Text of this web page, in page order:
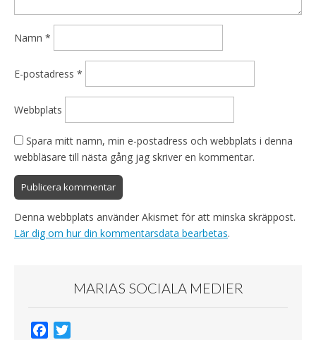
Namn *
E-postadress *
Webbplats
Spara mitt namn, min e-postadress och webbplats i denna
webbläsare till nästa gång jag skriver en kommentar.
Denna webbplats använder Akismet för att minska skräppost.
Lär dig om hur din kommentarsdata bearbetas.
MARIAS SOCIALA MEDIER